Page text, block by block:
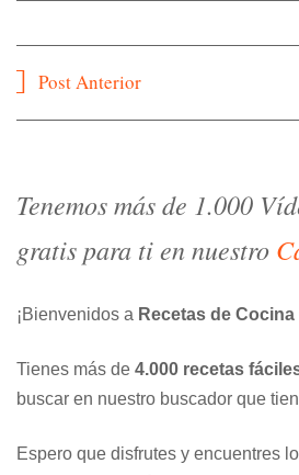
Navegación
Post Anterior
Tenemos más de 1.000
gratis para ti en nuestro
¡Bienvenidos a Recetas de Cocina
Tienes más de 4.000 recetas
buscar en nuestro buscador que
Espero que disfrutes y encuentres